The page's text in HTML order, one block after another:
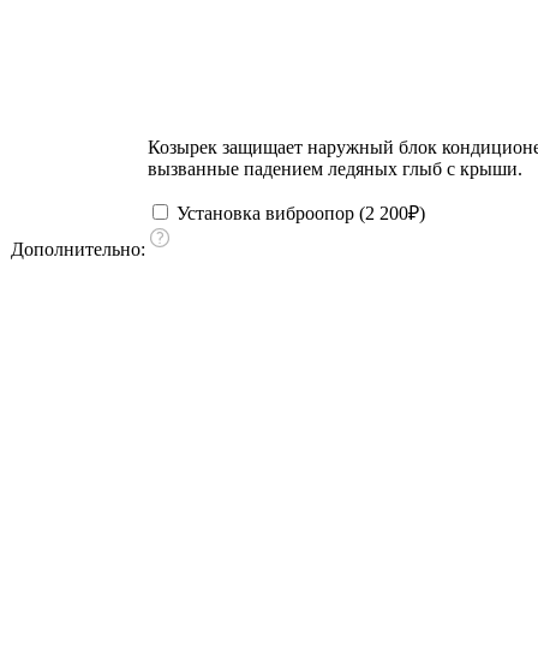
Дополнительно:
Козырек защищает наружный блок
вызванные падением ледяных глыб с крыши.
Установка виброопор (2 200₽)